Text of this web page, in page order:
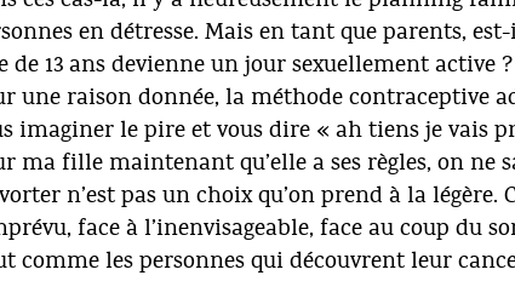
en détresse. Mais en tant que parents,
de 13 ans devienne un jour sexuellement active ?
une raison donnée, la méthode contraceptive
imaginer le pire et vous dire « ah tiens je vais
ma fille maintenant qu’elle a ses règles, on ne
n’est pas un choix qu’on prend à la légère.
face à l’inenvisageable, face au coup du
comme les personnes qui découvrent leur